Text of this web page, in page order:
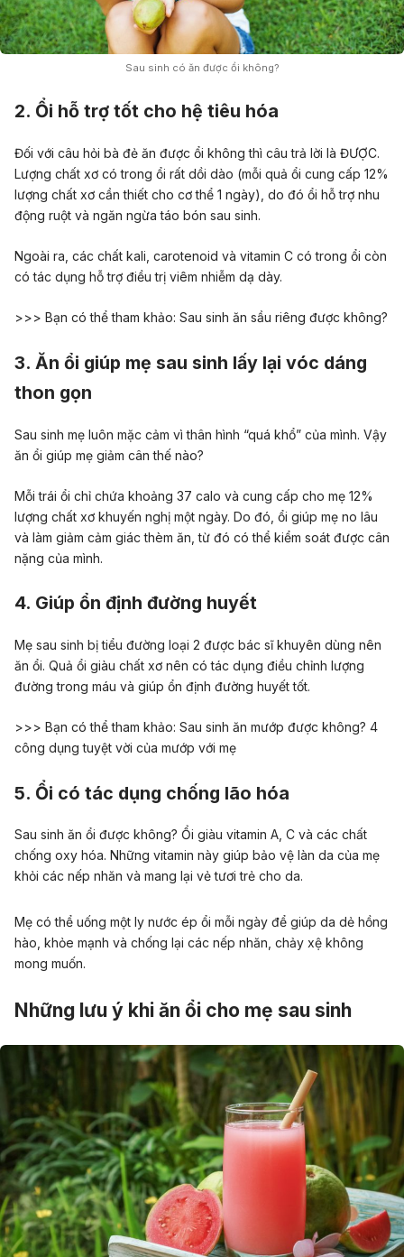
Sau sinh có ăn được ổi không?
2. Ổi hỗ trợ tốt cho hệ tiêu hóa
Đối với câu hỏi bà đẻ ăn được ổi không thì câu trả lời là ĐƯỢC.
Lượng chất xơ có trong ổi rất dồi dào (mỗi quả ổi cung cấp 12%
lượng chất xơ cần thiết cho cơ thể 1 ngày), do đó ổi hỗ trợ nhu
động ruột và ngăn ngừatáo bón sau sinh.
Ngoài ra, các chất kali, carotenoid và vitamin C có trong ổi còn
có tác dụng hỗ trợ điều trị viêm nhiễm dạ dày.
>>> Bạn có thể tham khảo: Sau sinh ăn sầu riêng được không?
3. Ăn ổi giúp mẹ sau sinh lấy lại vóc dáng
thon gọn
Sau sinh mẹ luôn mặc cảm vì thân hình “quá khổ” của mình. Vậy
ăn ổi giúp mẹ giảm cân thế nào?
Mỗi trái ổi chỉ chứa khoảng 37 calo và cung cấp cho mẹ 12%
lượng chất xơ khuyến nghị một ngày. Do đó, ổi giúp mẹ no lâu
và làm giảm cảm giác thèm ăn, từ đó có thể kiểm soát được cân
nặng của mình.
4. Giúp ổn định đường huyết
Mẹ sau sinh bịtiểu đường loại 2 được bác sĩ khuyên dùng nên
ăn ổi. Quả ổi giàu chất xơ nên có tác dụng điều chỉnh lượng
đường trong máu và giúp ổn định đường huyết tốt.
>>> Bạn có thể tham khảo: Sau sinh ăn mướp được không? 4
công dụng tuyệt vời của mướp với mẹ
5. Ổi có tác dụng chống lão hóa
Sau sinh ăn ổi được không? Ổi giàu vitamin A, C và các chất
chống oxy hóa. Những vitamin này giúp bảo vệ làn da của mẹ
khỏi các nếp nhăn và mang lại vẻ tươi trẻ cho da.
Mẹ có thể uống một ly nước ép ổi mỗi ngày để giúp da dẻ hồng
hào, khỏe mạnh và chống lại các nếp nhăn, chảy xệ không
mong muốn.
Những lưu ý khi ăn ổi cho mẹ sau sinh